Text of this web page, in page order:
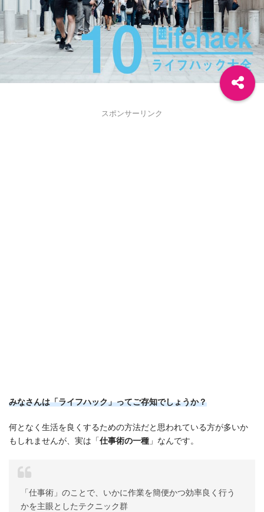
スポンサーリンク
みなさんは「ライフハック」ってご存知でしょうか？
何となく生活を良くするための方法だと思われている方が多いか
もしれませんが、実は「 仕事術の一種 」なんです。
「仕事術」のことで、いかに作業を簡便かつ効率良く行う
かを主眼としたテクニック群